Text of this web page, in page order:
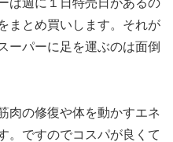
まとめ買いします。それが
ーパーに足を運ぶのは面倒
肉の修復や体を動かすエネ
。ですのでコスパが良くて